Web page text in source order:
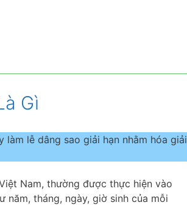
Gì
làm lễ dâng sao giải hạn nhằm hóa giải
Nam, thường được thực hiện vào
năm, tháng, ngày, giờ sinh của mỗi